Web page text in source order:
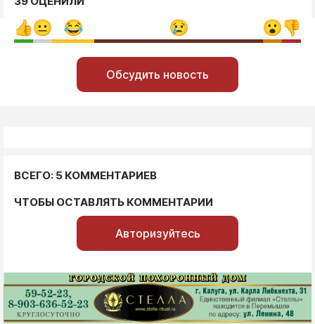
Обсудить новость
ВСЕГО: 5 КОММЕНТАРИЕВ
ЧТОБЫ ОСТАВЛЯТЬ КОММЕНТАРИИ
Авторизуйтесь